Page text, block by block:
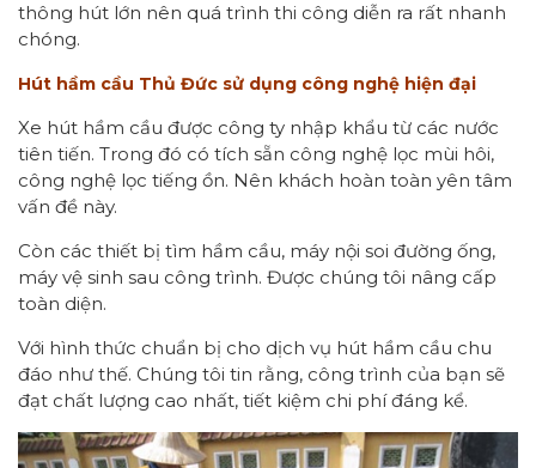
thông hút lớn nên quá trình thi công diễn ra rất nhanh
chóng.
Hút hầm cầu Thủ Đức sử dụng công nghệ hiện đại
Xe hút hầm cầu được công ty nhập khẩu từ các nước
tiên tiến. Trong đó có tích sẵn công nghệ lọc mùi hôi,
công nghệ lọc tiếng ồn. Nên khách hoàn toàn yên tâm
vấn đề này.
Còn các thiết bị tìm hầm cầu, máy nội soi đường ống,
máy vệ sinh sau công trình. Được chúng tôi nâng cấp
toàn diện.
Với hình thức chuẩn bị cho dịch vụ hút hầm cầu chu
đáo như thế. Chúng tôi tin rằng, công trình của bạn sẽ
đạt chất lượng cao nhất, tiết kiệm chi phí đáng kể.